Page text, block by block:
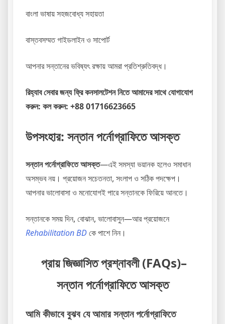
বাংলা ভাষায় সহজবোধ্য সহায়তা
বাস্তবসম্মত গাইডলাইন ও সাপোর্ট
আপনার সন্তানের ভবিষ্যৎ রক্ষায় আমরা প্রতিশ্রুতিবদ্ধ।
রিহ্যাব সেবার জন্য ফ্রি কনসালটেশন নিতে আমাদের সাথে যোগাযোগ
করুন: কল করুন: +88 01716623665
উপসংহার: সন্তান পর্নোগ্রাফিতে আসক্ত
সন্তান পর্নোগ্রাফিতে আসক্ত—এই সমস্যা ভয়ানক হলেও সমাধান
অসম্ভব নয়। প্রয়োজন সচেতনতা, সংলাপ ও সঠিক পদক্ষেপ।
আপনার ভালোবাসা ও মনোযোগই পারে সন্তানকে ফিরিয়ে আনতে।
সন্তানকে সময় দিন, বোঝান, ভালোবাসুন—আর প্রয়োজনে
Rehabilitation BDকে পাশে নিন।
প্রায় জিজ্ঞাসিত প্রশ্নাবলী (FAQs)–
সন্তান পর্নোগ্রাফিতে আসক্ত
আমি কীভাবে বুঝব যে আমার সন্তান পর্নোগ্রাফিতে